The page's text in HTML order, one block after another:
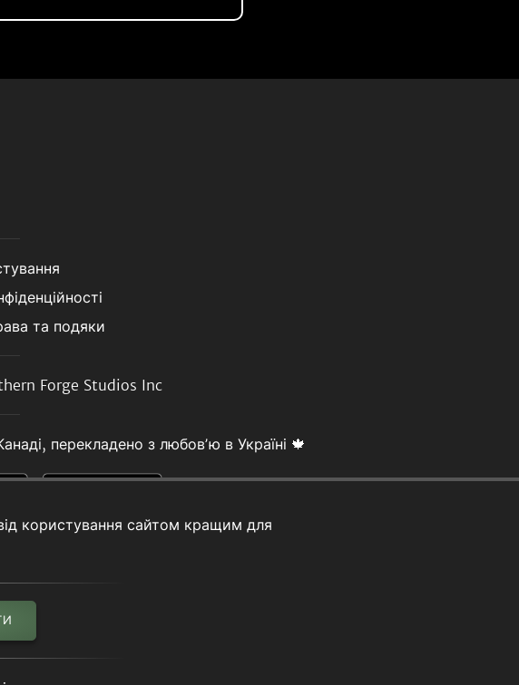
користування сайтом кращим для
та подяки
Forge Studios Inc
перекладено з любовʼю в Україні 🍁